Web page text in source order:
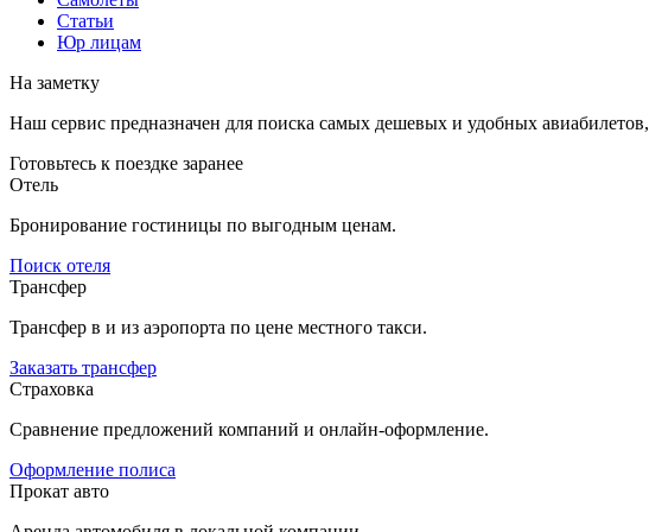
Статьи
Юр лицам
На заметку
Наш сервис предназначен для поиска самых дешевых и удобных
Готовьтесь к поездке заранее
Отель
Бронирование гостиницы по выгодным ценам.
Поиск отеля
Трансфер
Трансфер в и из аэропорта по цене местного такси.
Заказать трансфер
Страховка
Сравнение предложений компаний и онлайн-оформление.
Оформление полиса
Прокат авто